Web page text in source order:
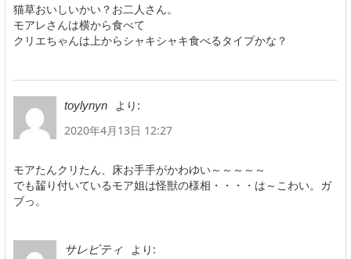
猫草おいしいかい？お二人さん。
モアレさんは横から食べて
クリエちゃんは上からシャキシャキ食べるタイプかな？
toylynyn
より:
2020年4月13日 12:27
モアたんクリたん、床お手手がかわゆい～～～～～
でも齧り付いているモア姐は怪獣の様相・・・・は～こわい。ガ
ブっ。
サレビティ
より: